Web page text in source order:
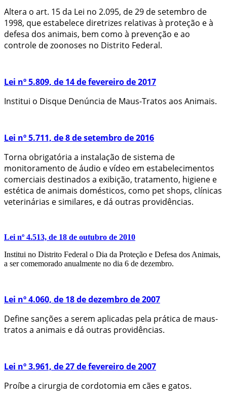
Altera o art. 15 da Lei no 2.095, de 29 de setembro de
1998, que estabelece diretrizes relativas à proteção e à
defesa dos animais, bem como à prevenção e ao
controle de zoonoses no Distrito Federal.
Lei nº 5.809, de 14 de fevereiro de 2017
Institui o Disque Denúncia de Maus-Tratos aos Animais.
Lei nº 5.711, de 8 de setembro de 2016
Torna obrigatória a instalação de sistema de
monitoramento de áudio e vídeo em estabelecimentos
comerciais destinados a exibição, tratamento, higiene e
estética de animais domésticos, como pet shops, clínicas
veterinárias e similares, e dá outras providências.
Lei nº 4.513, de 18 de outubro de 2010
Institui no Distrito Federal o Dia da Proteção e Defesa dos Animais,
a ser comemorado anualmente no dia 6 de dezembro.
Lei nº 4.060, de 18 de dezembro de 2007
Define sanções a serem aplicadas pela prática de maus-
tratos a animais e dá outras providências.
Lei nº 3.961, de 27 de fevereiro de 2007
Proíbe a cirurgia de cordotomia em cães e gatos.